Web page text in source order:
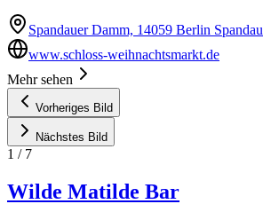
Spandauer Damm, 14059 Berlin Spandau
www.schloss-weihnachtsmarkt.de
Mehr sehen
Vorheriges Bild
Nächstes Bild
1 / 7
Wilde Matilde Bar